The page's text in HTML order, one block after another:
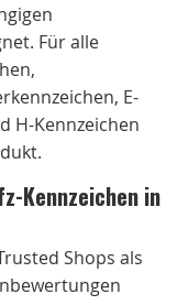
Für alle
E-
H-Kennzeichen
Kennzeichen in
Shops als